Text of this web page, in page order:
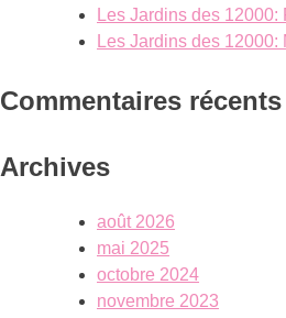
Les Jardins des 12000:
Les Jardins des 12000:
Commentaires récents
Archives
août 2026
mai 2025
octobre 2024
novembre 2023